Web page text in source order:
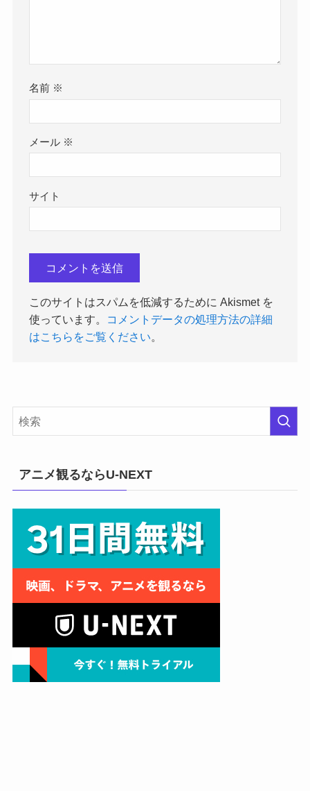
名前 ※
メール ※
サイト
このサイトはスパムを低減するために Akismet を
使っています。
コメントデータの処理方法の詳細
はこちらをご覧ください。
アニメ観るならU-NEXT